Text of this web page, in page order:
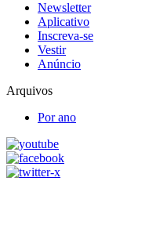
Newsletter
Aplicativo
Inscreva-se
Vestir
Anúncio
Arquivos
Por ano